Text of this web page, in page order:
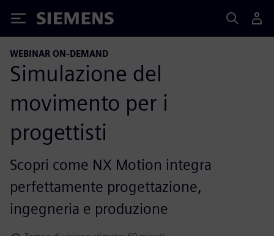
Siemens
WEBINAR ON-DEMAND
Simulazione del
movimento per i
progettisti
Scopri come NX Motion integra
perfettamente progettazione,
ingegneria e produzione